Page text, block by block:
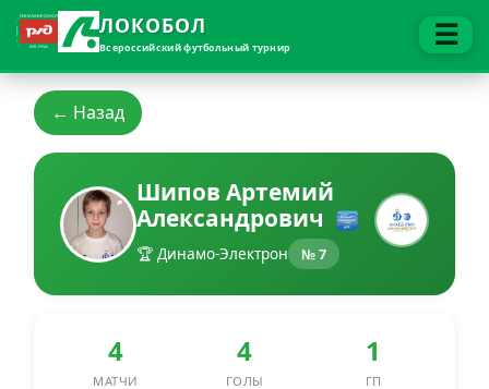
ЛОКОБОЛ
Всероссийский футбольный турнир ☰
← Назад
Шипов Артемий
Александрович
🏆 Динамо-Электрон № 7
4
МАТЧИ
4
ГОЛЫ
1
ГП